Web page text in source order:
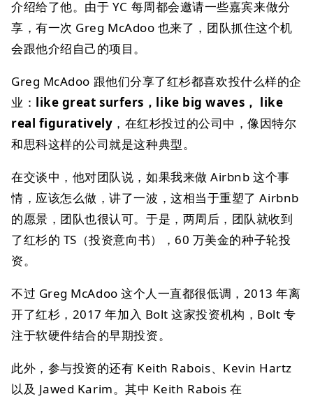
介绍给了他。由于 YC 每周都会邀请一些嘉宾来做分
享，有一次 Greg McAdoo 也来了，团队抓住这个机
会跟他介绍自己的项目。
Greg McAdoo 跟他们分享了红杉都喜欢投什么样的企
业： like great surfers，like big waves， like
real figuratively ，在红杉投过的公司中，像因特尔
和思科这样的公司就是这种典型。
在交谈中，他对团队说，如果我来做 Airbnb 这个事
情，应该怎么做，讲了一波，这相当于重塑了 Airbnb
的愿景，团队也很认可。于是，两周后，团队就收到
了红杉的 TS（投资意向书），60 万美金的种子轮投
资。
不过 Greg McAdoo 这个人一直都很低调，2013 年离
开了红杉，2017 年加入 Bolt 这家投资机构，Bolt 专
注于软硬件结合的早期投资。
此外，参与投资的还有 Keith Rabois、Kevin Hartz
以及 Jawed Karim。其中 Keith Rabois 在